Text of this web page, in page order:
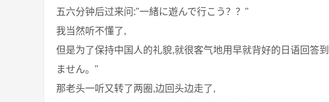
五六分钟后过来问:"一緒に遊んで行こう？？"
我当然听不懂了,
但是为了保持中国人的礼貌,就很客气地用早就背好的日语回答
ません。"
那老头一听又转了两圈,边回头边走了,